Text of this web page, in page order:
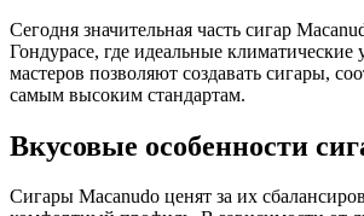
Сегодня значительная часть сигар
Гондурасе, где идеальные климатические
мастеров позволяют создавать сигары,
самым высоким стандартам.
Вкусовые особенности
Сигары Macanudo ценят за их